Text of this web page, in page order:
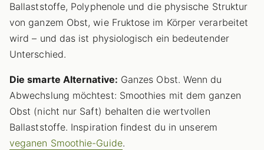
Ballaststoffe, Polyphenole und die physische Struktur
von ganzem Obst, wie Fruktose im Körper verarbeitet
wird – und das ist physiologisch ein bedeutender
Unterschied.
Die smarte Alternative: Ganzes Obst. Wenn du
Abwechslung möchtest: Smoothies mit dem ganzen
Obst (nicht nur Saft) behalten die wertvollen
Ballaststoffe. Inspiration findest du in unserem
veganen Smoothie-Guide.